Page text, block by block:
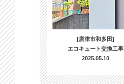
[唐津市和多田]
エコキュート交換工事
2025.05.10